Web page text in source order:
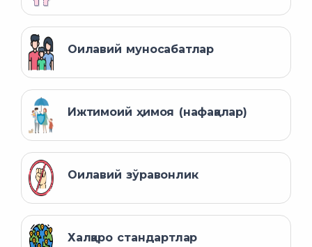
Оилавий муносабатлар
Ижтимоий ҳимоя (нафақалар)
Оилавий зўравонлик
Халқаро стандартлар